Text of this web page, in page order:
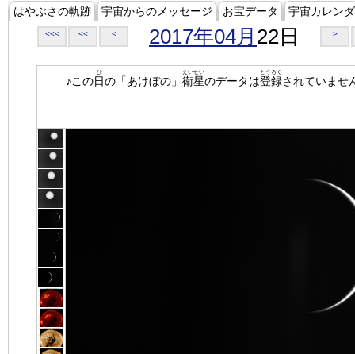
はやぶさの軌跡 宇宙からのメッセージ お宝データ 宇宙カレン
<<< << < 2017年04月 22日 >
♪この日
ひ
の「あけぼの」 衛星
えいせい
のデータは登録
とうろく
されていませ